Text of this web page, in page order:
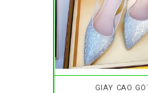
GIÀY CAO